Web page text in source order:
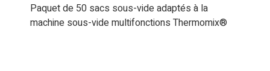
Paquet de 50 sacs sous-vide adaptés à la
machine sous-vide multifonctions Thermomix®